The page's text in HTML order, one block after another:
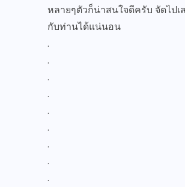
หลายๆตัวก็น่าสนใจดีครับ จัดไปเ
กับท่านได้แน่นอน
.
.
.
.
.
.
.
.
.